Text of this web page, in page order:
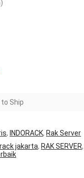
to Ship
, INDORACK, Rak Server
jakarta, RAK SERVER,